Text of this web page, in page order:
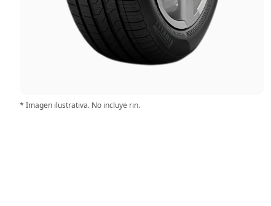
* Imagen ilustrativa. No incluye rin.